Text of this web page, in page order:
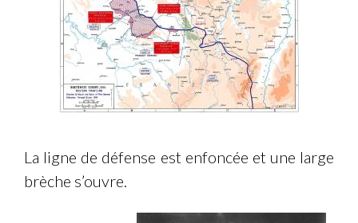
La ligne de défense est enfoncée et une large
brèche s’ouvre.